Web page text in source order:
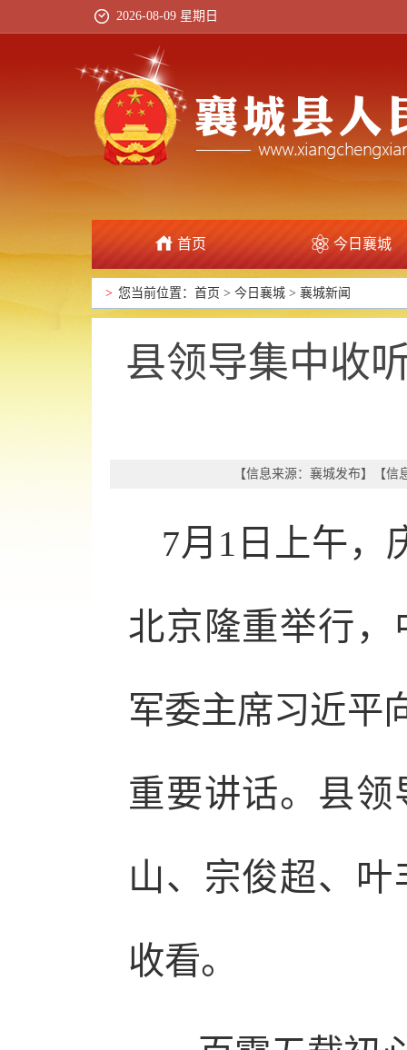
2026-08-09 星期日
首页 今日襄城
政府信息公开
> 您当前位置： 首页 > 今日襄城 > 襄城新闻
县领导集中收
【信息来源： 襄城发布】 【
7月1日上午，
北京隆重举行
军委主席习近平
重要讲话。县
山、宗俊超、
收看。